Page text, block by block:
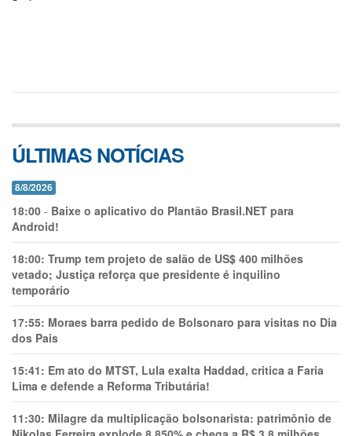
ÚLTIMAS NOTÍCIAS
8/8/2026
18:00 - Baixe o aplicativo do Plantão Brasil.NET para
Android!
18:00: Trump tem projeto de salão de US$ 400 milhões
vetado; Justiça reforça que presidente é inquilino
temporário
17:55: Moraes barra pedido de Bolsonaro para visitas no Dia
dos Pais
15:41: Em ato do MTST, Lula exalta Haddad, critica a Faria
Lima e defende a Reforma Tributária!
11:30: Milagre da multiplicação bolsonarista: patrimônio de